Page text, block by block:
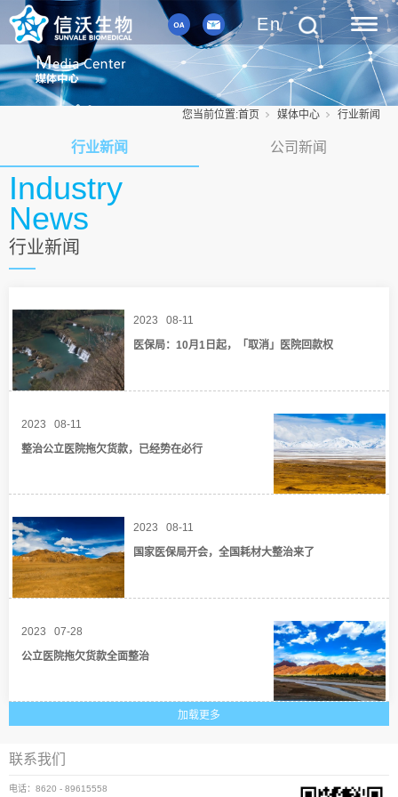
En
您当前位置:首页 媒体中心 行业新闻
行业新闻 公司新闻
Industry
News
行业新闻
08-11
2023
医保局：10月1日起，「取消」医院回款权
08-11
2023
整治公立医院拖欠货款，已经势在必行
08-11
2023
国家医保局开会，全国耗材大整治来了
07-28
2023
公立医院拖欠货款全面整治
联系我们
电话：8620 - 89615558